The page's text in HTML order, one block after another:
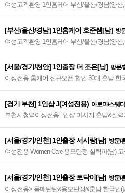
여성고객환영 1인홈케어 부산/울산/경남(양산
[부산/울산/경남] 1인홈케어 호준쌤[남] 방
여성고객환영 1인홈케어 부산/울산/경남(양
[서울/경기/천안] 1인출장 더 조은[남] 방문/
여성전용 홈케어 신규오픈 할인 30대 훈남 한
[경기 부천] 1인샵 J(여성전용) 아로마/스웨
부천시청역여성전용 1인샵 마사지 훈남&실
[서울/경기/인천] 1인출장 서시랑[남] 방문/
여성전용 Women Care 용모단정 실력파(남)
[서울/경기/인천] 1인출장 토닥이[남] 방문/
여성전용> 몸매탄탄&용모단정&훈남 한국인(